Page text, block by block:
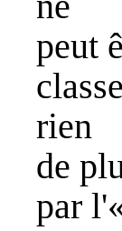
peut
rien
de
par